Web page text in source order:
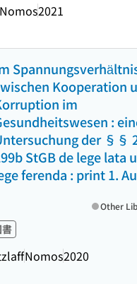
Nomos2021
Kooperation
im
:
der §§
StGB de lege lata
ferenda : print 1.
書
Nomos2020
Other